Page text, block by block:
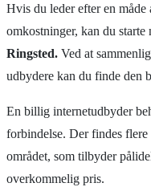
Hvis du leder efter en
omkostninger, kan du
Ringsted. Ved at
udbydere kan du finde den
En billig internetudbyder
forbindelse. Der findes
området, som tilbyder
overkommelig pris.